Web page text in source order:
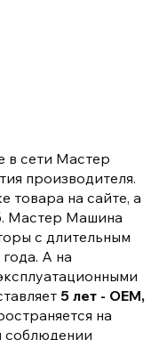
в сети Мастер
производителя.
товара на сайте, а
Мастер Машина
с длительным
А на
5 лет - OEM,
на
соблюдении